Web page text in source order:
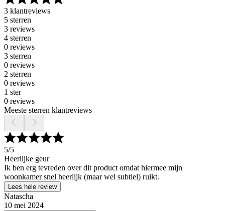
3 klantreviews
5 sterren
3 reviews
4 sterren
0 reviews
3 sterren
0 reviews
2 sterren
0 reviews
1 ster
0 reviews
Meeste sterren klantreviews
5/5
Heerlijke geur
Ik ben erg tevreden over dit product omdat hiermee mijn
woonkamer snel heerlijk (maar wel subtiel) ruikt.
Lees hele review
Natascha
10 mei 2024